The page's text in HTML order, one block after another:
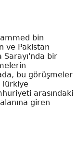
bin
ve Pakistan
Sarayı'nda bir
bu görüşmeler
arasındaki
giren